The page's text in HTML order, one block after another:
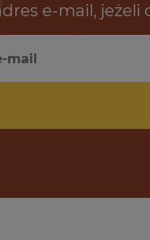
e-mail,